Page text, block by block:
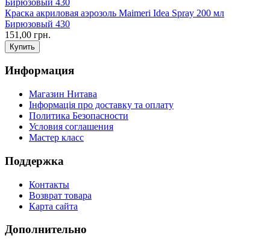
Краска акриловая аэрозоль Maimeri Idea Spray 200 мл
Бирюзовый 430
151,00 грн.
Информация
Магазин Нитава
Інформація про доставку та оплату
Политика Безопасности
Условия соглашения
Мастер класс
Поддержка
Контакты
Возврат товара
Карта сайта
Дополнительно